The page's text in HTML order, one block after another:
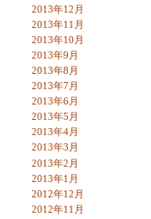
2013年12月
2013年11月
2013年10月
2013年9月
2013年8月
2013年7月
2013年6月
2013年5月
2013年4月
2013年3月
2013年2月
2013年1月
2012年12月
2012年11月